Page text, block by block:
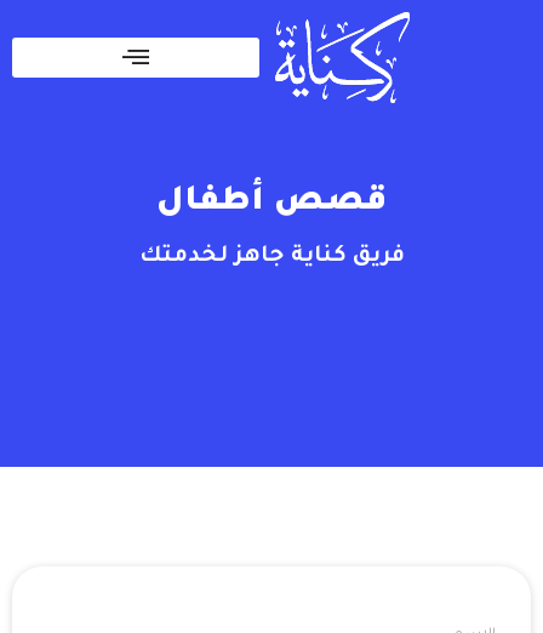
قصص أطفال​
فريق كناية جاهز لخدمتك